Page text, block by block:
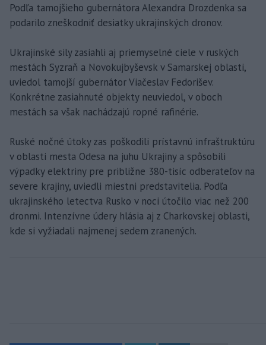
Podľa tamojšieho gubernátora Alexandra Drozdenka sa
podarilo zneškodniť desiatky ukrajinských dronov.
Ukrajinské sily zasiahli aj priemyselné ciele v ruských
mestách Syzraň a Novokujbyševsk v Samarskej oblasti,
uviedol tamojší gubernátor Viačeslav Fedorišev.
Konkrétne zasiahnuté objekty neuviedol, v oboch
mestách sa však nachádzajú ropné rafinérie.
Ruské nočné útoky zas poškodili prístavnú infraštruktúru
v oblasti mesta Odesa na juhu Ukrajiny a spôsobili
výpadky elektriny pre približne 380-tisíc odberateľov na
severe krajiny, uviedli miestni predstavitelia. Podľa
ukrajinského letectva Rusko v noci útočilo viac než 200
dronmi. Intenzívne údery hlásia aj z Charkovskej oblasti,
kde si vyžiadali najmenej sedem zranených.